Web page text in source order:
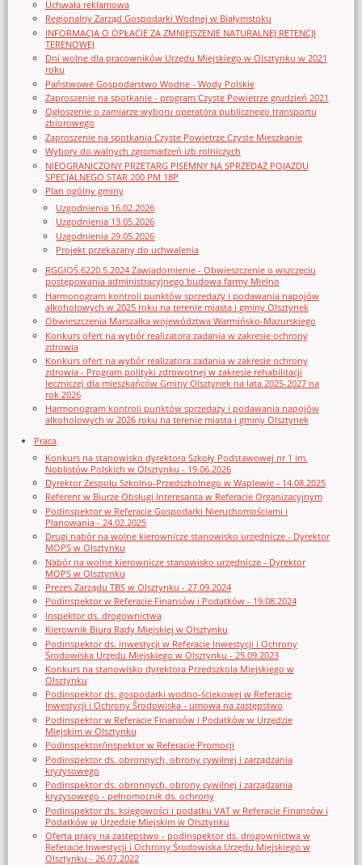
Uchwała reklamowa
Regionalny Zarząd Gospodarki Wodnej w Białymstoku
INFORMACJA O OPŁACIE ZA ZMNIEJSZENIE NATURALNEJ RETENCJI
TERENOWEJ
Dni wolne dla pracowników Urzędu Miejskiego w Olsztynku w 2021
roku
Państwowe Gospodarstwo Wodne - Wody Polskie
Zaproszenie na spotkanie - program Czyste Powietrze grudzień 2021
Ogłoszenie o zamiarze wyboru operatora publicznego transportu
zbiorowego
Zaproszenie na spotkania Czyste Powietrze Czyste Mieszkanie
Wybory do walnych zgromadzeń izb rolniczych
NIEOGRANICZONY PRZETARG PISEMNY NA SPRZEDAŻ POJAZDU
SPECJALNEGO STAR 200 PM 18P
Plan ogólny gminy
Uzgodnienia 16.02.2026
Uzgodnienia 13.05.2026
Uzgodnienia 29.05.2026
Projekt przekazany do uchwalenia
RGGIOŚ.6220.5.2024 Zawiadomienie - Obwieszczenie o wszczęciu
postępowania administracyjnego budowa farmy Mielno
Harmonogram kontroli punktów sprzedaży i podawania napojów
alkoholowych w 2025 roku na terenie miasta i gminy Olsztynek
Obwieszczenia Marszałka województwa Warmińsko-Mazurskiego
Konkurs ofert na wybór realizatora zadania w zakresie ochrony
zdrowia
Konkurs ofert na wybór realizatora zadania w zakresie ochrony
zdrowia - Program polityki zdrowotnej w zakresie rehabilitacji
leczniczej dla mieszkańców Gminy Olsztynek na lata 2025-2027 na
rok 2026
Harmonogram kontroli punktów sprzedaży i podawania napojów
alkoholowych w 2026 roku na terenie miasta i gminy Olsztynek
Praca
Konkurs na stanowisko dyrektora Szkoły Podstawowej nr 1 im.
Noblistów Polskich w Olsztynku - 19.06.2026
Dyrektor Zespołu Szkolno-Przedszkolnego w Waplewie - 14.08.2025
Referent w Biurze Obsługi Interesanta w Referacie Organizacyjnym
Podinspektor w Referacie Gospodarki Nieruchomościami i
Planowania - 24.02.2025
Drugi nabór na wolne kierownicze stanowisko urzędnicze - Dyrektor
MOPS w Olsztynku
Nabór na wolne kierownicze stanowisko urzędnicze - Dyrektor
MOPS w Olsztynku
Prezes Zarządu TBS w Olsztynku - 27.09.2024
Podinspektor w Referacie Finansów i Podatków - 19.08.2024
Inspektor ds. drogownictwa
Kierownik Biura Rady Miejskiej w Olsztynku
Podinspektor ds. inwestycji w Referacie Inwestycji i Ochrony
Środowiska Urzędu Miejskiego w Olsztynku - 25.09.2023
Konkurs na stanowisko dyrektora Przedszkola Miejskiego w
Olsztynku
Podinspektor ds. gospodarki wodno-ściekowej w Referacie
Inwestycji i Ochrony Środowiska - umowa na zastępstwo
Podinspektor w Referacie Finansów i Podatków w Urzędzie
Miejskim w Olsztynku
Podinspektor/inspektor w Referacie Promocji
Podinspektor ds. obronnych, obrony cywilnej i zarządzania
kryzysowego
Podinspektor ds. obronnych, obrony cywilnej i zarządzania
kryzysowego - pełnomocnik ds. ochrony
Podinspektor ds. księgowości i podatku VAT w Referacie Finansów i
Podatków w Urzędzie Miejskim w Olsztynku
Oferta pracy na zastępstwo - podinspektor ds. drogownictwa w
Referacie Inwestycji i Ochrony Środowiska Urzędu Miejskiego w
Olsztynku - 26.07.2022